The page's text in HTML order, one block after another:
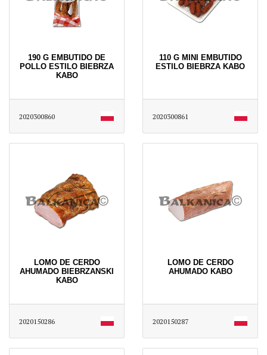
190 G EMBUTIDO DE
POLLO ESTILO BIEBRZA
KABO
2020300860
110 G MINI EMBUTIDO
ESTILO BIEBRZA KABO
2020300861
LOMO DE CERDO
AHUMADO BIEBRZANSKI
KABO
2020150286
LOMO DE CERDO
AHUMADO KABO
2020150287